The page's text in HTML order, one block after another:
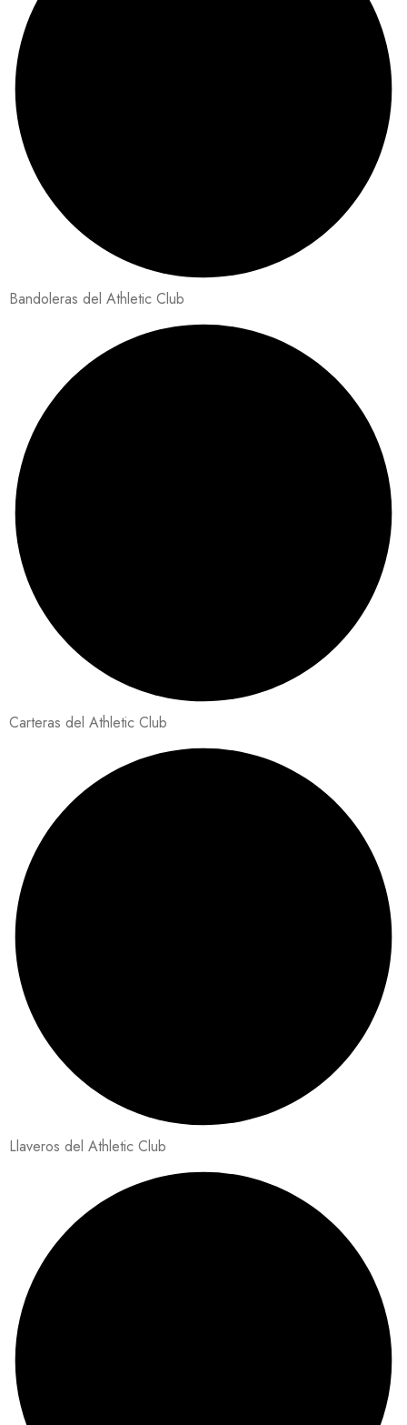
Bandoleras del Athletic Club
Carteras del Athletic Club
Llaveros del Athletic Club